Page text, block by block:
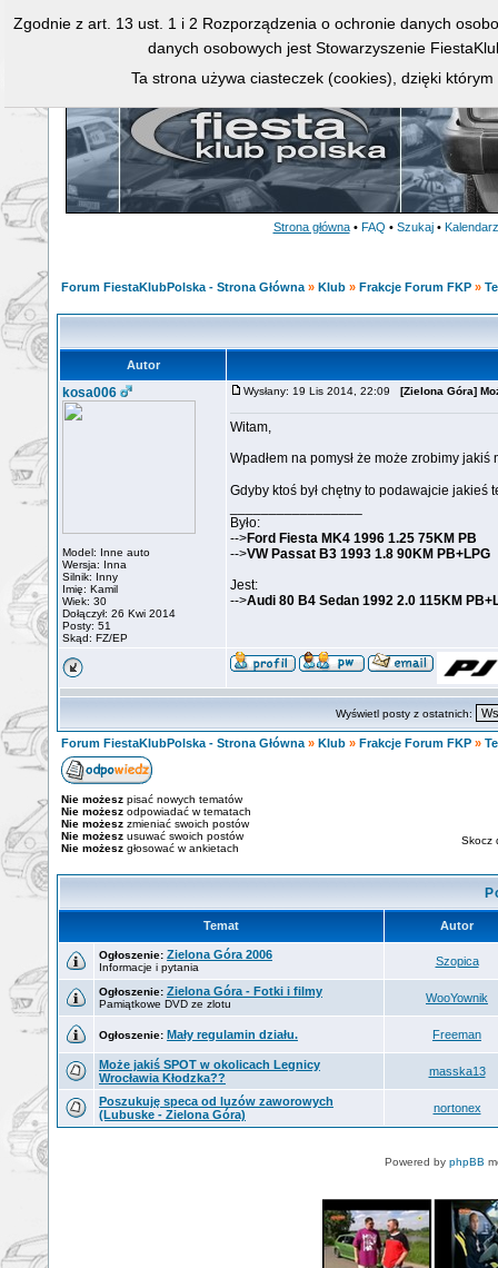
Strona główna • FAQ • Szukaj • Kalendarz
Forum FiestaKlubPolska - Strona Główna » Klub » Frakcje Forum FKP »
Autor
kosa006
Model: Inne auto
Wersja: Inna
Silnik: Inny
Imię: Kamil
Wiek: 30
Dołączył: 26 Kwi 2014
Posty: 51
Skąd: FZ/EP
Wysłany: 19 Lis 2014, 22:09 [Zielona Góra]
Witam,
Wpadłem na pomysł że może zrobimy
Gdyby ktoś był chętny to podawajcie jakieś
Było:
-->Ford Fiesta MK4 1996 1.25 75KM PB
-->VW Passat B3 1993 1.8 90KM PB+LPG
Jest:
-->Audi 80 B4 Sedan 1992 2.0 115KM
Wyświetl posty z ostatnich:
Forum FiestaKlubPolska - Strona Główna » Klub » Frakcje Forum FKP »
Nie możesz pisać nowych tematów
Nie możesz odpowiadać w tematach
Nie możesz zmieniać swoich postów
Nie możesz usuwać swoich postów
Nie możesz głosować w ankietach
Skocz
Temat Autor
Ogłoszenie: Zielona Góra 2006
Informacje i pytania Szopica
Ogłoszenie: Zielona Góra - Fotki i filmy
Pamiątkowe DVD ze zlotu WooYownik
Ogłoszenie: Mały regulamin działu. Freeman
Może jakiś SPOT w okolicach Legnicy
Wrocławia Kłodzka??
masska13
Poszukuję speca od luzów zaworowych
(Lubuske - Zielona Góra)
nortonex
Powered by phpBB
Zgodnie z art. 13 ust. 1 i 2 Rozporządzenia o ochronie danych
danych osobowych jest Stowarzyszenie
Ta strona używa ciasteczek (cookies), dzięki